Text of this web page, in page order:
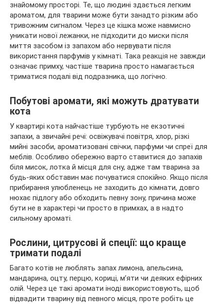
знайомому просторі. Те, що людині здається легким
ароматом, для тварини може бути занадто різким або
тривожним сигналом. Через це кішка може навмисно
уникати нової лежанки, не підходити до миски після
миття засобом із запахом або нервувати після
використання парфумів у кімнаті. Така реакція не завжди
означає примху, частіше тварина просто намагається
триматися подалі від подразника, що логічно.
Побутові аромати, які можуть дратувати
кота
У квартирі кота найчастіше турбують не екзотичні
запахи, а звичайні речі: освіжувачі повітря, хлор, різкі
мийні засоби, ароматизовані свічки, парфуми чи спреї для
меблів. Особливо обережно варто ставитися до запахів
біля мисок, лотка й місця для сну, адже там тварина за
будь-яких обставин має почуватися спокійно. Якщо після
прибирання улюбленець не заходить до кімнати, довго
нюхає підлогу або обходить певну зону, причина може
бути не в характері чи просто в примхах, а в надто
сильному ароматі.
Рослини, цитрусові й спеції: що краще
тримати подалі
Багато котів не люблять запах лимона, апельсина,
мандарина, оцту, перцю, кориці, м’яти чи деяких ефірних
олій. Через це такі аромати іноді використовують, щоб
відвадити тварину від певного місця, проте робіть це